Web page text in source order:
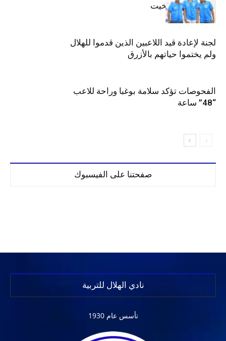
جوليت وعمر بخيت
لجنة لإعادة قيد اللاعبين الذين قدموا للهلال
ولم يختموا حياتهم بالأزرق
الفحوصات تؤكد سلامة بوغبا وراحة للاعب
“48” ساعة
صفحتنا على الفيسبوك
نادي الهلال للتربية
تأسس عام 1930